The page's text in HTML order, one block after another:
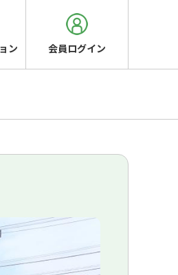
ン 会員ログイン